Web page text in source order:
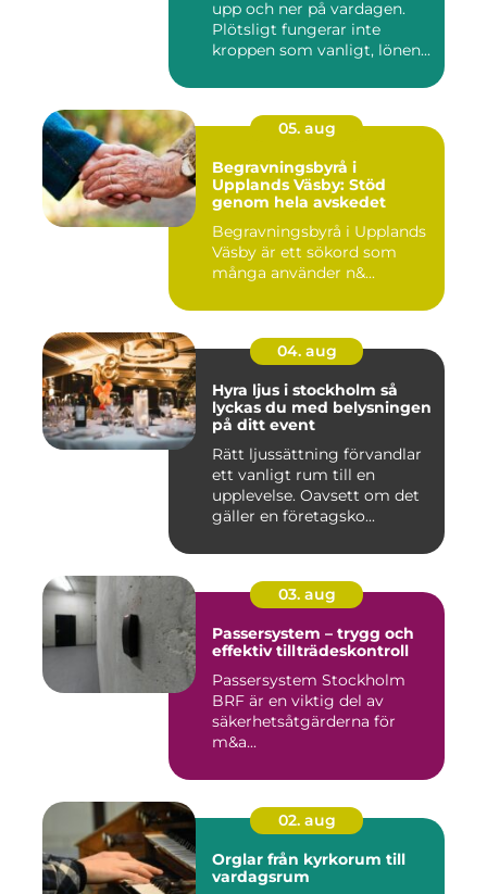
upp och ner på vardagen.
Plötsligt fungerar inte
kroppen som vanligt, lönen...
05. aug
Begravningsbyrå i
Upplands Väsby: Stöd
genom hela avskedet
Begravningsbyrå i Upplands
Väsby är ett sökord som
många använder n&...
04. aug
Hyra ljus i stockholm så
lyckas du med belysningen
på ditt event
Rätt ljussättning förvandlar
ett vanligt rum till en
upplevelse. Oavsett om det
gäller en företagsko...
03. aug
Passersystem – trygg och
effektiv tillträdeskontroll
Passersystem Stockholm
BRF är en viktig del av
säkerhetsåtgärderna för
m&a...
02. aug
Orglar från kyrkorum till
vardagsrum